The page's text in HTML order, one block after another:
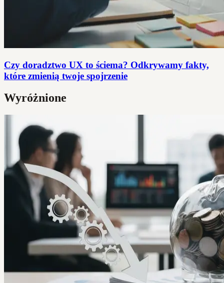
Czy doradztwo UX to ściema? Odkrywamy fakty,
które zmienią twoje spojrzenie
Wyróżnione